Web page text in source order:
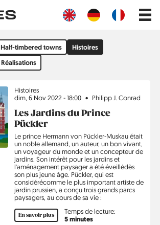
Main
Half-timbered towns
Histoires
Réalisations
Sujet
Histoires
dim, 6 Nov 2022 - 18:00
Philipp J. Conrad
Les Jardins du Prince
Pückler
Le prince Hermann von Pückler-Muskau était
un noble allemand, un auteur, un bon vivant,
un voyageur du monde et un concepteur de
jardins. Son intérêt pour les jardins et
l'aménagement paysager a été éveillédès
son plus jeune âge. Pückler, qui est
considérécomme le plus important artiste de
jardin prussien, a conçu trois grands parcs
paysagers, au cours de sa vie :
En savoir plus Temps de lecture:
5 minutes